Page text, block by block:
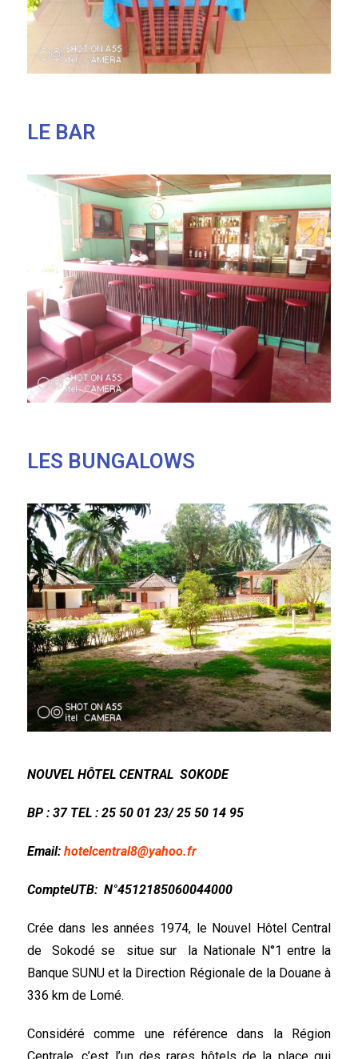
LE BAR
LES BUNGALOWS
NOUVEL HÔTEL CENTRAL SOKODE
BP : 37 TEL : 25 50 01 23/ 25 50 14 95
Email: hotelcentral8@yahoo.fr
CompteUTB: N°4512185060044000
Crée dans les années 1974, le Nouvel Hôtel Central
de Sokodé se situe sur la Nationale N°1 entre la
Banque SUNU et la Direction Régionale de la Douane à
336 km de Lomé.
Considéré comme une référence dans la Région